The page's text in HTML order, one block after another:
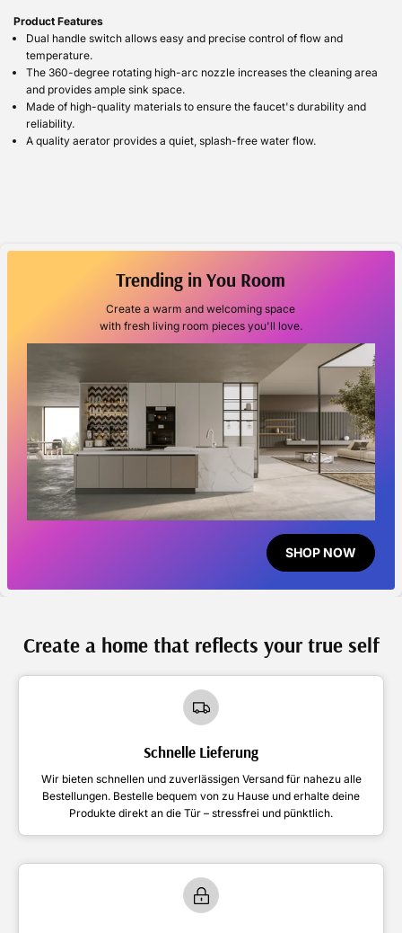
Product Features
Dual handle switch allows easy and precise control of flow and
temperature.
The 360-degree rotating high-arc nozzle increases the cleaning area
and provides ample sink space.
Made of high-quality materials to ensure the faucet's durability and
reliability.
A quality aerator provides a quiet, splash-free water flow.
Trending in You Room
Create a warm and welcoming space
with fresh living room pieces you'll love.
SHOP NOW
Create a home that reflects your true self
Schnelle Lieferung
Wir bieten schnellen und zuverlässigen Versand für nahezu alle
Bestellungen. Bestelle bequem von zu Hause und erhalte deine
Produkte direkt an die Tür – stressfrei und pünktlich.